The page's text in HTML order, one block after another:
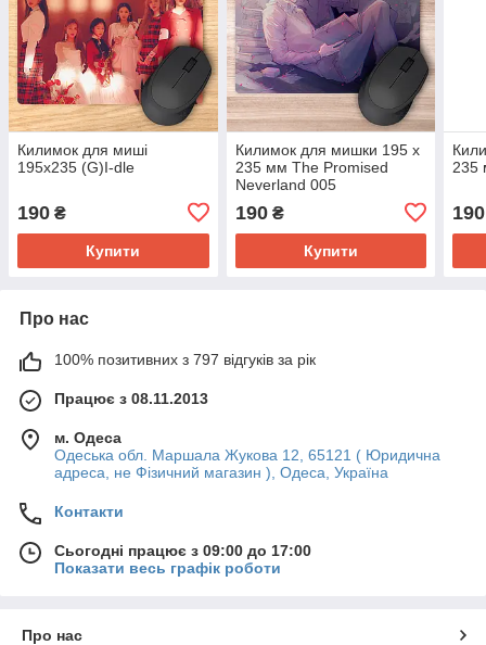
Килимок для миші
195х235 (G)I-dle
190 ₴
Купити
Килимок для мишки 195 х
235 мм The Promised
Neverland 005
190₴
Купити
235
190
Про нас
100% позитивних з 797 відгуків за рік
Працює з 08.11.2013
м. Одеса
Одеська обл. Маршала Жукова 12, 65121 ( Юридична
адреса, не Фізичний магазин ), Одеса, Україна
Контакти
Сьогодні працює з 09:00 до 17:00
Показати весь графік роботи
Про нас